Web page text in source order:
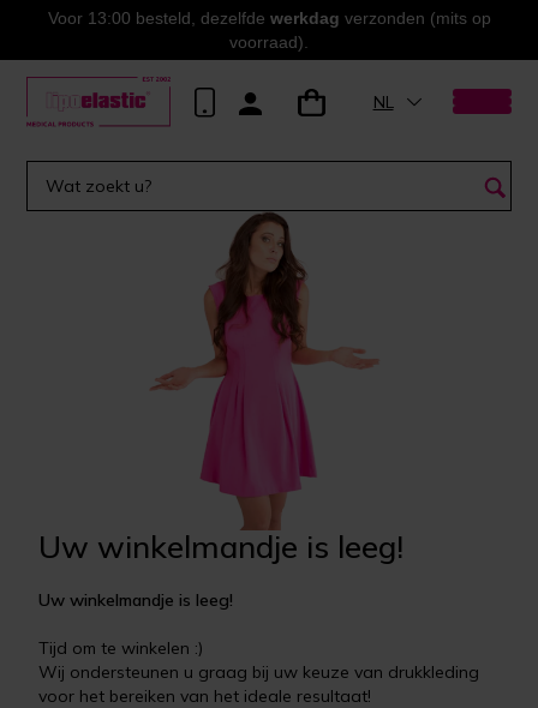
Voor 13:00 besteld, dezelfde werkdag verzonden (mits op
voorraad).
NL
Uw winkelmandje is leeg!
Uw winkelmandje is leeg!
Tijd om te winkelen :)
Wij ondersteunen u graag bij uw keuze van drukkleding
voor het bereiken van het ideale resultaat!